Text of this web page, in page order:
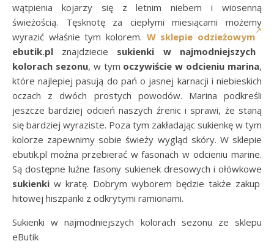
wątpienia kojarzy się z letnim niebem i wiosenną
świeżością. Tęsknotę za ciepłymi miesiącami możemy
wyrazić właśnie tym kolorem. W sklepie odzieżowym
ebutik.pl znajdziecie sukienki w najmodniejszych
kolorach sezonu, w tym oczywiście w odcieniu marina,
które najlepiej pasują do pań o jasnej karnacji i niebieskich
oczach z dwóch prostych powodów. Marina podkreśli
jeszcze bardziej odcień naszych źrenic i sprawi, że staną
się bardziej wyraziste. Poza tym zakładając sukienkę w tym
kolorze zapewnimy sobie świeży wygląd skóry. W sklepie
ebutik.pl można przebierać w fasonach w odcieniu marine.
Są dostępne luźne fasony sukienek dresowych i ołówkowe
sukienki w kratę. Dobrym wyborem będzie także zakup
hitowej hiszpanki z odkrytymi ramionami.
Sukienki w najmodniejszych kolorach sezonu ze sklepu
eButik